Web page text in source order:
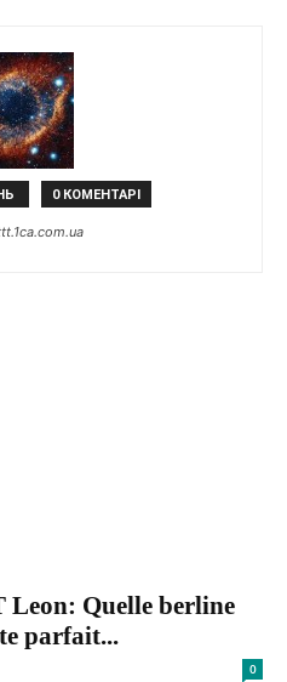
0 КОМЕНТАРІ
Leon: Quelle berline
parfait...
0